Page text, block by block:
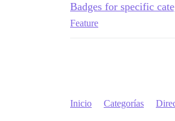
Badges for specific
Feature
Inicio Categorías